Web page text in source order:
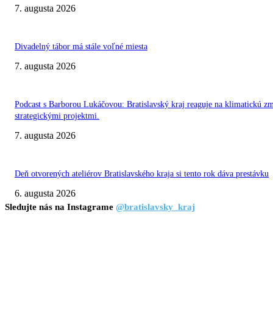
7. augusta 2026
Divadelný tábor má stále voľné miesta
7. augusta 2026
Podcast s Barborou Lukáčovou: Bratislavský kraj reaguje na klimatickú
strategickými projektmi.
7. augusta 2026
Deň otvorených ateliérov Bratislavského kraja si tento rok dáva prestávku
6. augusta 2026
Sledujte nás na Instagrame @bratislavsky_kraj